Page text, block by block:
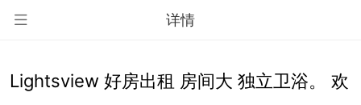
详情
Lightsview 好房出租 房间大 独立卫浴。 欢